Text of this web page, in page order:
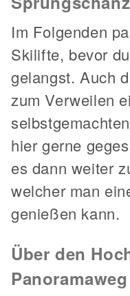
Im Folgenden
Skilifte, bevor
gelangst. Auch
zum Verweilen
hier gerne
es dann weiter
welcher man
genießen kann.
Über den
Panoramaweg